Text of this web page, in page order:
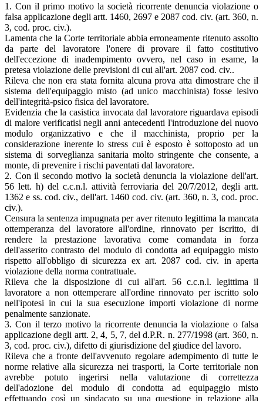
1. Con il primo motivo la società ricorrente denuncia violazione o
falsa applicazione degli artt. 1460, 2697 e 2087 cod. civ. (art. 360, n.
3, cod. proc. civ.).
Lamenta che la Corte territoriale abbia erroneamente ritenuto assolto
da parte del lavoratore l'onere di provare il fatto costitutivo
dell'eccezione di inadempimento ovvero, nel caso in esame, la
pretesa violazione delle previsioni di cui all'art. 2087 cod. civ..
Rileva che non era stata fornita alcuna prova atta dimostrare che il
sistema dell'equipaggio misto (ad unico macchinista) fosse lesivo
dell'integrità-psico fisica del lavoratore.
Evidenzia che la casistica invocata dal lavoratore riguardava episodi
di malore verificatisi negli anni antecedenti l'introduzione del nuovo
modulo organizzativo e che il macchinista, proprio per la
considerazione inerente lo stress cui è esposto è sottoposto ad un
sistema di sorveglianza sanitaria molto stringente che consente, a
monte, di prevenire i rischi paventati dal lavoratore.
2. Con il secondo motivo la società denuncia la violazione dell'art.
56 lett. h) del c.c.n.l. attività ferroviaria del 20/7/2012, degli artt.
1362 e ss. cod. civ., dell'art. 1460 cod. civ. (art. 360, n. 3, cod. proc.
civ.).
Censura la sentenza impugnata per aver ritenuto legittima la mancata
ottemperanza del lavoratore all'ordine, rinnovato per iscritto, di
rendere la prestazione lavorativa come comandata in forza
dell'asserito contrasto del modulo di condotta ad equipaggio misto
rispetto all'obbligo di sicurezza ex art. 2087 cod. civ. in aperta
violazione della norma contrattuale.
Rileva che la disposizione di cui all'art. 56 c.c.n.l. legittima il
lavoratore a non ottemperare all'ordine rinnovato per iscritto solo
nell'ipotesi in cui la sua esecuzione importi violazione di norme
penalmente sanzionate.
3. Con il terzo motivo la ricorrente denuncia la violazione o falsa
applicazione degli artt. 2, 4, 5, 7, del d.P.R. n. 277/1998 (art. 360, n.
3, cod. proc. civ.), difetto di giurisdizione del giudice del lavoro.
Rileva che a fronte dell'avvenuto regolare adempimento di tutte le
norme relative alla sicurezza nei trasporti, la Corte territoriale non
avrebbe potuto ingerirsi nella valutazione di correttezza
dell'adozione del modulo di condotta ad equipaggio misto
effettuando così un sindacato su una questione in relazione alla